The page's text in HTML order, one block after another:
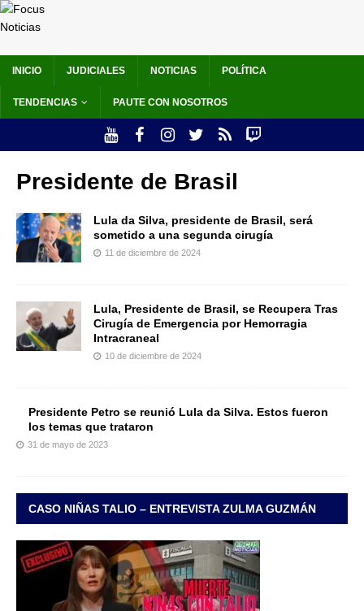
INICIO JUDICIALES NOTICIAS POLÍTICA
TENDENCIAS PAUTE CON NOSOTROS
Presidente de Brasil
Lula da Silva, presidente de Brasil, será
sometido a una segunda cirugía
11 de diciembre de 2024
Lula, Presidente de Brasil, se Recupera Tras
Cirugía de Emergencia por Hemorragia
Intracraneal
10 de diciembre de 2024
Presidente Petro se reunió Lula da Silva. Estos fueron
los temas que trataron
31 de mayo de 2023
CASO NIÑAS TALIO – ENTREVISTA ZULMA GUZMÁN